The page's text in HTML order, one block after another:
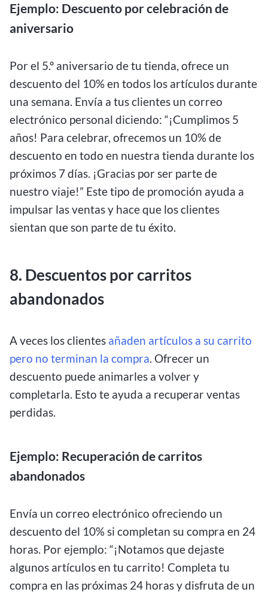
Ejemplo: Descuento por celebración de
aniversario
Por el 5.º aniversario de tu tienda, ofrece un
descuento del 10% en todos los artículos durante
una semana. Envía a tus clientes un correo
electrónico personal diciendo: “¡Cumplimos 5
años! Para celebrar, ofrecemos un 10% de
descuento en todo en nuestra tienda durante los
próximos 7 días. ¡Gracias por ser parte de
nuestro viaje!” Este tipo de promoción ayuda a
impulsar las ventas y hace que los clientes
sientan que son parte de tu éxito.
8. Descuentos por carritos
abandonados
A veces los clientes añaden artículos a su carrito
pero no terminan la compra. Ofrecer un
descuento puede animarles a volver y
completarla. Esto te ayuda a recuperar ventas
perdidas.
Ejemplo: Recuperación de carritos
abandonados
Envía un correo electrónico ofreciendo un
descuento del 10% si completan su compra en 24
horas. Por ejemplo: “¡Notamos que dejaste
algunos artículos en tu carrito! Completa tu
compra en las próximas 24 horas y disfruta de un